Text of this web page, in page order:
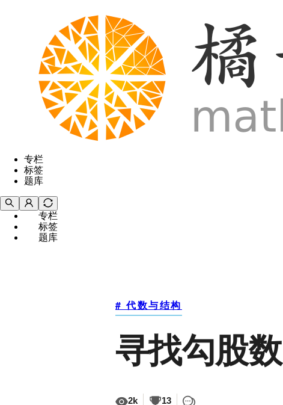
专栏
标签
题库
专栏
标签
题库
# 代数与结构
寻找勾股数
2k 13